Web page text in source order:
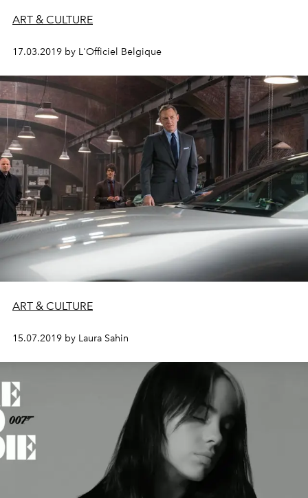
ART & CULTURE
17.03.2019 by L'Officiel Belgique
ART & CULTURE
15.07.2019 by Laura Sahin